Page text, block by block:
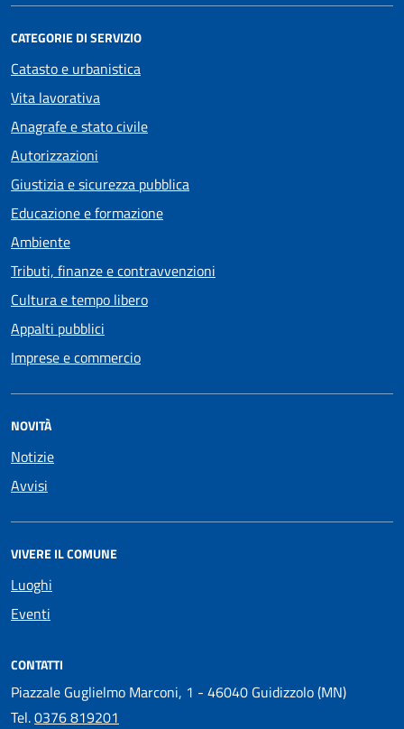
CATEGORIE DI SERVIZIO
Catasto e urbanistica
Vita lavorativa
Anagrafe e stato civile
Autorizzazioni
Giustizia e sicurezza pubblica
Educazione e formazione
Ambiente
Tributi, finanze e contravvenzioni
Cultura e tempo libero
Appalti pubblici
Imprese e commercio
NOVITÀ
Notizie
Avvisi
VIVERE IL COMUNE
Luoghi
Eventi
CONTATTI
Piazzale Guglielmo Marconi, 1 - 46040 Guidizzolo (MN)
Tel.0376 819201